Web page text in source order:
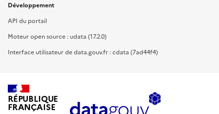
Développement
API du portail
Moteur open source : udata (17.2.0)
Interface utilisateur de data.gouv.fr : cdata (7ad44f4)
RÉPUBLIQUE
FRANÇAISE